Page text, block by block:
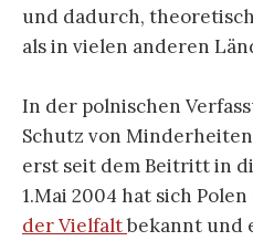
und dadurch,
als in vielen anderen
In der polnischen
Schutz von
erst seit dem Beitritt in
1.Mai 2004 hat sich
der Vielfaltbekannt und